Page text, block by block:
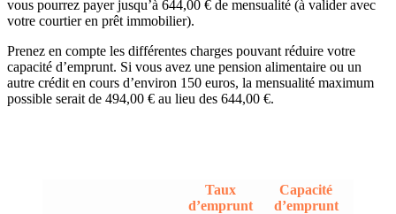
vous pourrez payer jusqu’à 644,00 € de mensualité (à valider avec
votre courtier en prêt immobilier).
Prenez en compte les différentes charges pouvant réduire votre
capacité d’emprunt. Si vous avez une pension alimentaire ou un
autre crédit en cours d’environ 150 euros, la mensualité maximum
possible serait de 494,00 € au lieu des 644,00 €.
Taux
d’emprunt
Capacité
d’emprunt